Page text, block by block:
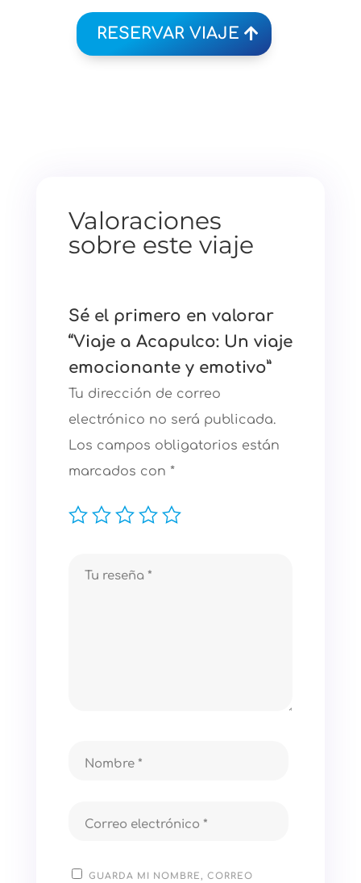
RESERVAR VIAJE
Valoraciones
sobre este viaje
Sé el primero en valorar
“Viaje a Acapulco: Un viaje
emocionante y emotivo”
Tu dirección de correo
electrónico no será publicada.
Los campos obligatorios están
marcados con *
GUARDA MI NOMBRE, CORREO